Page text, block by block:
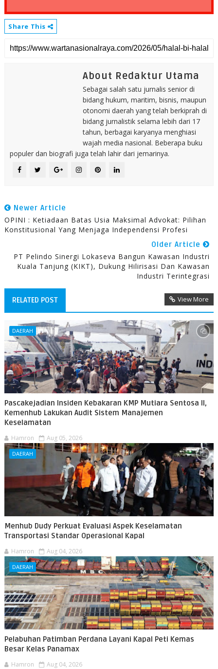
Share This
About Redaktur Utama
Sebagai salah satu jurnalis senior di
bidang hukum, maritim, bisnis, maupun
otonomi daerah yang telah berkiprah di
bidang jurnalistik selama lebih dari 17
tahun, berbagai karyanya menghiasi
wajah media nasional. Beberapa buku
populer dan biografi juga telah lahir dari jemarinya.
Newer Article
OPINI : Ketiadaan Batas Usia Maksimal Advokat: Pilihan
Konstitusional Yang Menjaga Independensi Profesi
Older Article
PT Pelindo Sinergi Lokaseva Bangun Kawasan Industri
Kuala Tanjung (KIKT), Dukung Hilirisasi Dan Kawasan
Industri Terintegrasi
RELATED POST View More
DAERAH
Pascakejadian Insiden Kebakaran KMP Mutiara Sentosa II,
Kemenhub Lakukan Audit Sistem Manajemen
Keselamatan
Hamron Aug 05, 2026
DAERAH
Menhub Dudy Perkuat Evaluasi Aspek Keselamatan
Transportasi Standar Operasional Kapal
Hamron Aug 04, 2026
DAERAH
Pelabuhan Patimban Perdana Layani Kapal Peti Kemas
Besar Kelas Panamax
Hamron Aug 04, 2026